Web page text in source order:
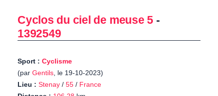
Cyclos du ciel de meuse 5 -
1392549
Sport : Cyclisme
(par Gentils, le 19-10-2023)
Lieu : Stenay / 55 / France